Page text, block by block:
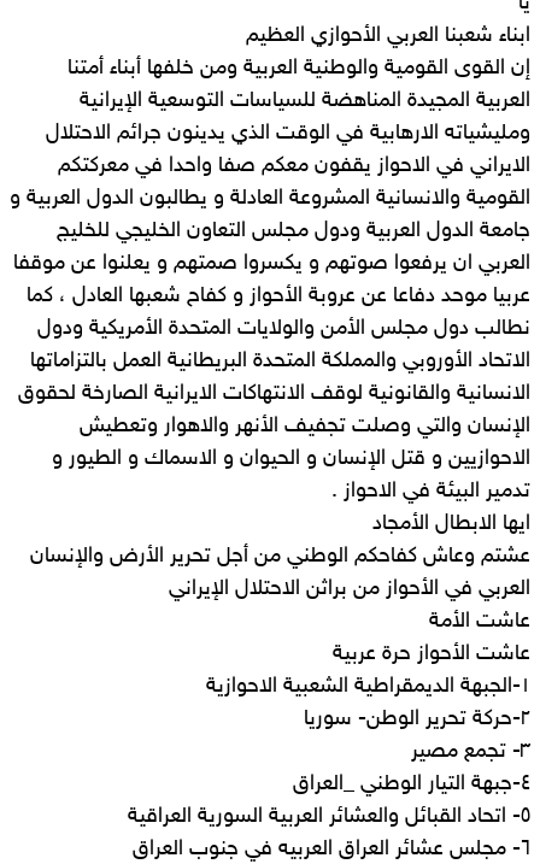
ابناء شعبنا العربي الأحوازي العظيم
إن القوى القومية والوطنية العربية ومن خلفها أبناء أمتنا
العربية المجيدة المناهضة للسياسات التوسعية الإيرانية
ومليشياته الارهابية في الوقت الذي يدينون جرائم الاحتلال
الايراني في الاحواز يقفون معكم صفا واحدا في معركتكم
القومية والانسانية المشروعة العادلة و يطالبون الدول العربية و
جامعة الدول العربية ودول مجلس التعاون الخليجي للخليج
العربي ان يرفعوا صوتهم و يكسروا صمتهم و يعلنوا عن موقفا
عربيا موحد دفاعا عن عروبة الأحواز و كفاح شعبها العادل ، كما
نطالب دول مجلس الأمن والولايات المتحدة الأمريكية ودول
الاتحاد الأوروبي والمملكة المتحدة البريطانية العمل بالتزاماتها
الانسانية والقانونية لوقف الانتهاكات الايرانية الصارخة لحقوق
الإنسان والتي وصلت تجفيف الأنهر والاهوار وتعطيش
الاحوازيين و قتل الإنسان و الحيوان و الاسماك و الطيور و
تدمير البيئة في الاحواز .
ايها الابطال الأمجاد
عشتم وعاش كفاحكم الوطني من أجل تحرير الأرض والإنسان
العربي في الأحواز من براثن الاحتلال الإيراني
عاشت الأمة
عاشت الأحواز حرة عربية
١-الجبهة الديمقراطية الشعبية الاحوازية
٢-حركة تحرير الوطن- سوريا
٣- تجمع مصير
٤-جبهة التيار الوطني _العراق
٥- اتحاد القبائل والعشائر العربية السورية العراقية
٦- مجلس عشائر العراق العربيه في جنوب العراق